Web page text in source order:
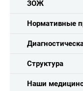
ЗОЖ
Нормативные
Структура
Наши